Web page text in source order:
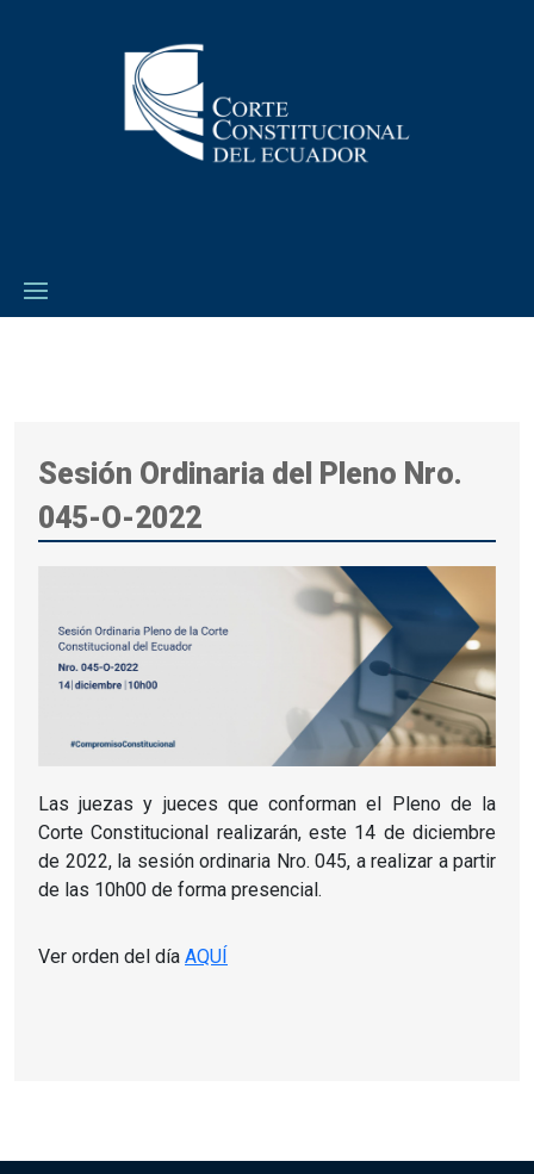
Sesión Ordinaria del Pleno Nro.
045-O-2022
Las juezas y jueces que conforman el Pleno de la
Corte Constitucional realizarán, este 14 de diciembre
de 2022, la sesión ordinaria Nro. 045, a realizar a partir
de las 10h00 de forma presencial.
Ver orden del día AQUÍ